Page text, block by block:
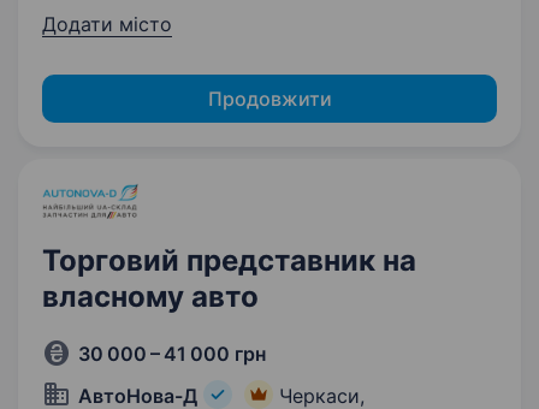
Додати місто
Продовжити
Торговий представник на
власному авто
30 000 – 41 000 грн
АвтоНова-Д
Черкаси,